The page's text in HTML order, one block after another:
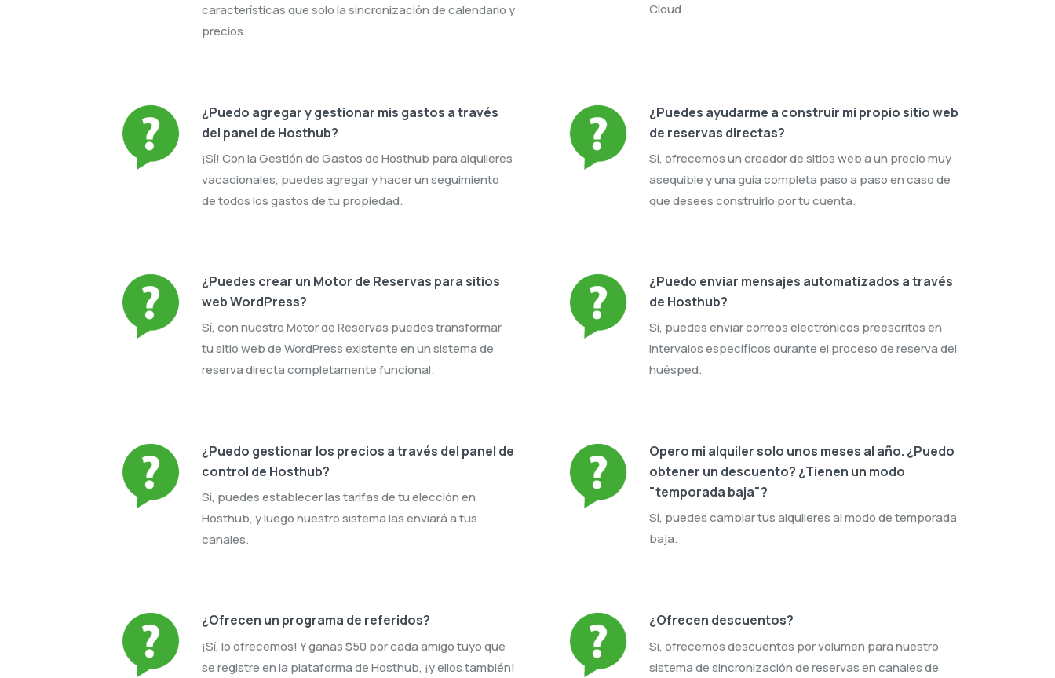
características que solo la sincronización de calendario y
precios.
Cloud
¿Puedo agregar y gestionar mis gastos a través
del panel de Hosthub?
¡Sí! Con la Gestión de Gastos de Hosthub para alquileres
vacacionales, puedes agregar y hacer un seguimiento
de todos los gastos de tu propiedad.
¿Puedes ayudarme a construir mi propio sitio web
de reservas directas?
Sí, ofrecemos un creador de sitios web a un precio muy
asequible y una guía completa paso a paso en caso de
que desees construirlo por tu cuenta.
¿Puedes crear un Motor de Reservas para sitios
web WordPress?
Sí, con nuestro Motor de Reservas puedes transformar
tu sitio web de WordPress existente en un sistema de
reserva directa completamente funcional.
¿Puedo enviar mensajes automatizados a través
de Hosthub?
Sí, puedes enviar correos electrónicos preescritos en
intervalos específicos durante el proceso de reserva del
huésped.
¿Puedo gestionar los precios a través del panel de
control de Hosthub?
Sí, puedes establecer las tarifas de tu elección en
Hosthub, y luego nuestro sistema las enviará a tus
canales.
Opero mi alquiler solo unos meses al año. ¿Puedo
obtener un descuento? ¿Tienen un modo
"temporada baja"?
Sí, puedes cambiar tus alquileres al modo de temporada
baja.
¿Ofrecen un programa de referidos?
¡Sí, lo ofrecemos! Y ganas $50 por cada amigo tuyo que
se registre en la plataforma de Hosthub, ¡y ellos también!
¿Ofrecen descuentos?
Sí, ofrecemos descuentos por volumen para nuestro
sistema de sincronización de reservas en canales de